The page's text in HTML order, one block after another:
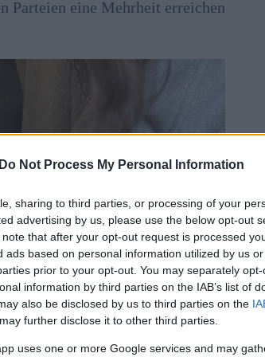
Do Not Process My Personal Information
sharing to third parties, or processing of your
advertising by us, please use the below opt-out
that after your opt-out request is processed
ads based on personal information utilized by us
prior to your opt-out. You may separately
information by third parties on the IAB’s list of
also be disclosed by us to third parties on the
further disclose it to other third parties.
uses one or more Google services and may
Parteien eine Mehrheit erreichen